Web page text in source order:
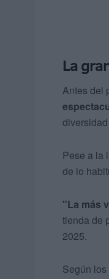
La
Antes del
Pese a la
de lo
"La más
tienda de
2025.
Según